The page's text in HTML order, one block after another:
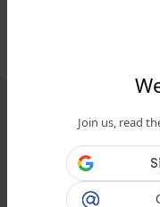
Join us, read